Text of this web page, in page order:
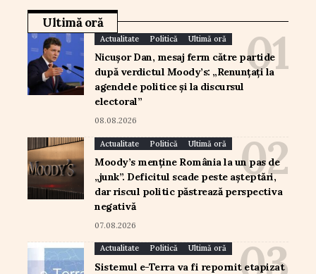
Ultimă oră
Actualitate Politică Ultimă oră
Nicușor Dan, mesaj ferm către partide
după verdictul Moody’s: „Renunțați la
agendele politice și la discursul
electoral”
08.08.2026
Actualitate Politică Ultimă oră
Moody’s menține România la un pas de
„junk”. Deficitul scade peste așteptări,
dar riscul politic păstrează perspectiva
negativă
07.08.2026
Actualitate Politică Ultimă oră
Sistemul e-Terra va fi repornit etapizat